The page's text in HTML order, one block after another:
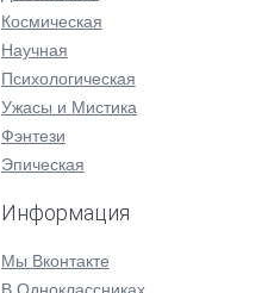
Космическая
Научная
Психологическая
Ужасы и Мистика
Фэнтези
Эпическая
Информация
Мы Вконтакте